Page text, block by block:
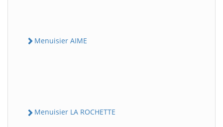
Menuisier AIME
Menuisier LA ROCHETTE